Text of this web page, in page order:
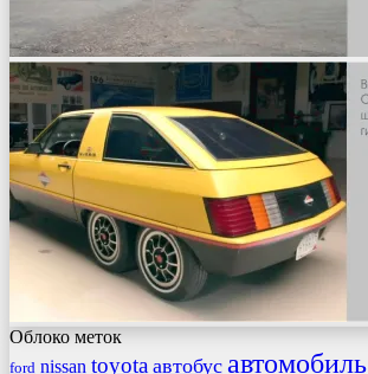
Облоко меток
ford nissan toyota автобус автомобиль